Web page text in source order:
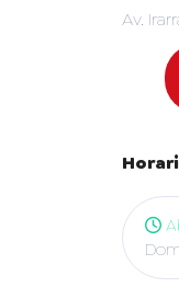
Av.